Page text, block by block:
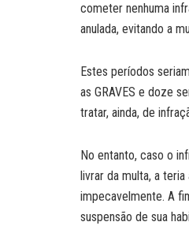
cometer nenhuma
anulada, evitando a
Estes períodos
as GRAVES e doze
tratar, ainda, de
No entanto, caso o
livrar da multa, a
impecavelmente. A
suspensão de sua